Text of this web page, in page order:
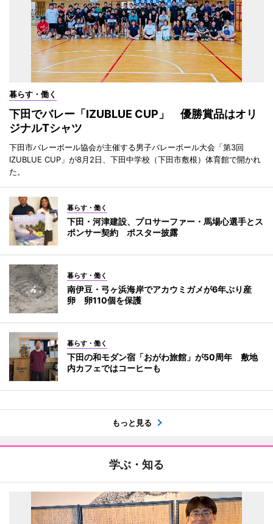
暮らす・働く
下田でバレー「IZUBLUE CUP」 優勝賞品はオリ
ジナルTシャツ
下田市バレーボール協会が主催する男子バレーボール大会「第3回
IZUBLUE CUP」が8月2日、下田中学校（下田市敷根）体育館で開かれ
た。
暮らす・働く
下田・河津建設、プロサーファー・馬場心選手とス
ポンサー契約 ポスター披露
暮らす・働く
南伊豆・弓ヶ浜海岸でアカウミガメが6年ぶり産
卵 卵110個を保護
暮らす・働く
下田の和モダン宿「おがわ旅館」が50周年 敷地
内カフェではコーヒーも
もっと見る
学ぶ・知る